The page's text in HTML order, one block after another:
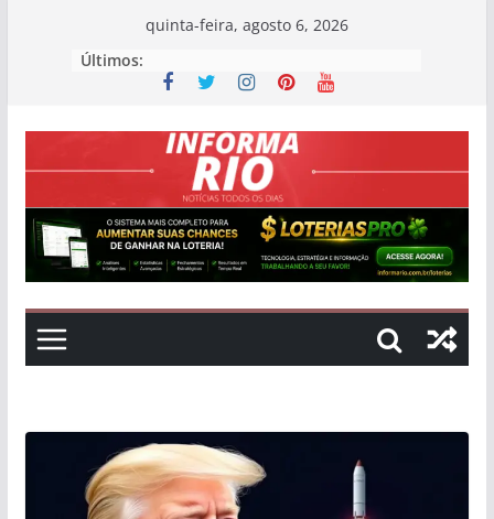
quinta-feira, agosto 6, 2026
Últimos: